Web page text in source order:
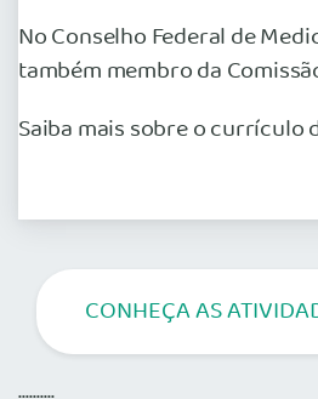
No Conselho Federal de
também membro da
Saiba mais sobre o currículo
CONHEÇA AS
..........